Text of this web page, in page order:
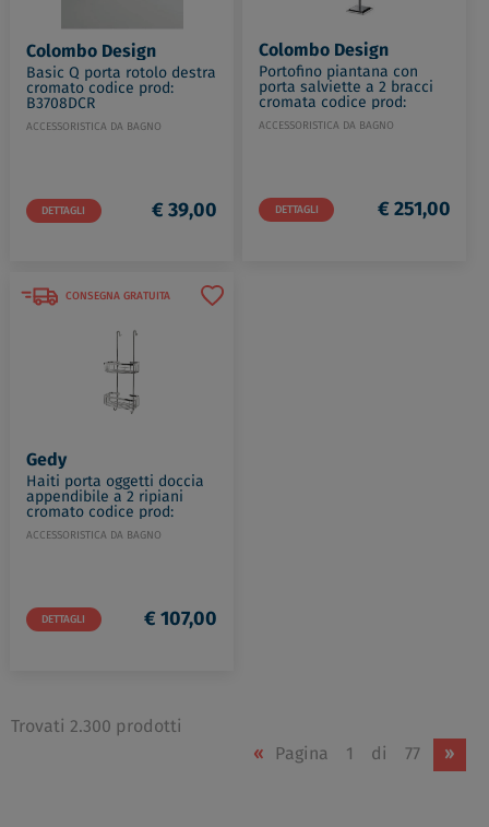
Colombo Design
Basic Q porta rotolo destra
cromato codice prod:
B3708DCR
ACCESSORISTICA DA BAGNO
DETTAGLI € 39,00
Colombo Design
Portofino piantana con
porta salviette a 2 bracci
cromata codice prod:
B32380CR
ACCESSORISTICA DA BAGNO
DETTAGLI € 251,00
CONSEGNA GRATUITA
Gedy
Haiti porta oggetti doccia
appendibile a 2 ripiani
cromato codice prod:
0000A7821300000
ACCESSORISTICA DA BAGNO
DETTAGLI € 107,00
Trovati 2.300 prodotti
« Pagina 1 di 77 »